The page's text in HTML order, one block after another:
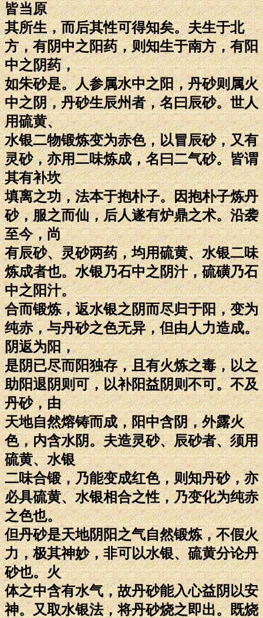
皆当原
其所生，而后其性可得知矣。夫生于北
方，有阴中之阳药，则知生于南方，有阳
中之阴药，
如朱砂是。人参属水中之阳，丹砂则属火
中之阴，丹砂生辰州者，名曰辰砂。世人
用硫黄、
水银二物锻炼变为赤色，以冒辰砂，又有
灵砂，亦用二味炼成，名曰二气砂。皆谓
其有补坎
填离之功，法本于抱朴子。因抱朴子炼丹
砂，服之而仙，后人遂有炉鼎之术。沿袭
至今，尚
有辰砂、灵砂两药，均用硫黄、水银二味
炼成者也。水银乃石中之阴汁，硫磺乃石
中之阳汁。
合而锻炼，返水银之阴而尽归于阳，变为
纯赤，与丹砂之色无异，但由人力造成。
阴返为阳，
是阴已尽而阳独存，且有火炼之毒，以之
助阳退阴则可，以补阳益阴则不可。不及
丹砂，由
天地自然熔铸而成，阳中含阴，外露火
色，内含水阴。夫造灵砂、辰砂者、须用
硫黄、水银
二味合锻，乃能变成红色，则知丹砂，亦
必具硫黄、水银相合之性，乃变化为纯赤
之色也。
但丹砂是天地阴阳之气自然锻炼，不假火
力，极其神妙，非可以水银、硫黄分论丹
砂也。火
体之中含有水气，故丹砂能入心益阴以安
神。又取水银法，将丹砂烧之即出。既烧